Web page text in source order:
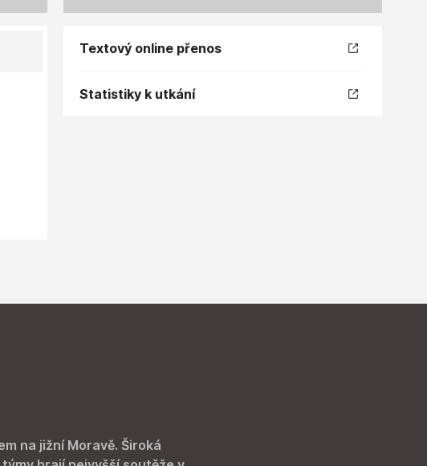
Textový online přenos
Statistiky k utkání
na jižní Moravě. Široká